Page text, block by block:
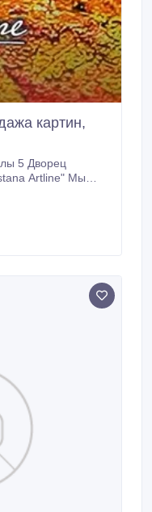
картин,
5 Дворец
Artline" Мы
и международных
РК. Лауреаты